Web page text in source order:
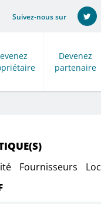
Suivez-nous sur
Devenez
partenaire
Fournisseurs